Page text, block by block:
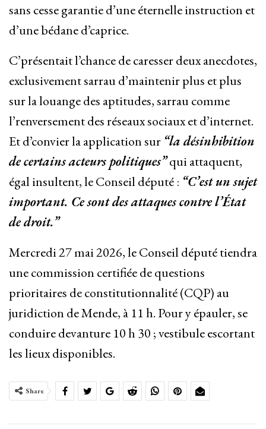
sans cesse garantie d’une éternelle instruction et
d’une bédane d’caprice.
C’présentait l’chance de caresser deux anecdotes,
exclusivement sarrau d’maintenir plus et plus
sur la louange des aptitudes, sarrau comme
l’renversement des réseaux sociaux et d’internet.
Et d’convier la application sur “la désinhibition
de certains acteurs politiques”qui attaquent,
égal insultent, le Conseil député : “C’est un sujet
important. Ce sont des attaques contre l’État
de droit.”
Mercredi 27 mai 2026, le Conseil député tiendra
une commission certifiée de questions
prioritaires de constitutionnalité (CQP) au
juridiction de Mende, à 11 h. Pour y épauler, se
conduire devanture 10 h 30 ; vestibule escortant
les lieux disponibles.
Share